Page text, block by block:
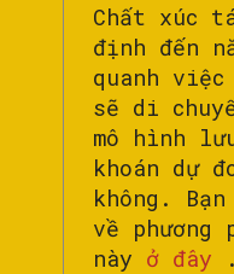
Chất xúc
định đến
quanh
sẽ di
mô hình
khoán dự
không.
về phương
này ở đây .